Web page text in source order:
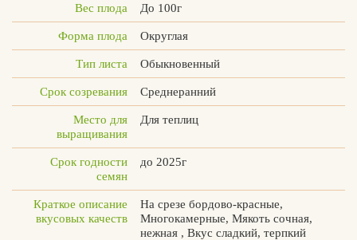
Вес плода До 100г
Форма плода Округлая
Тип листа Обыкновенный
Срок созревания Среднеранний
Место для
выращивания
Для теплиц
Срок годности
семян
до 2025г
Краткое описание
вкусовых качеств
На срезе бордово-красные,
Многокамерные, Мякоть сочная,
нежная , Вкус сладкий, терпкий